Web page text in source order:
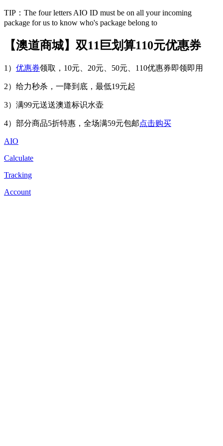
TIP：The four letters AIO ID must be on all your incoming
package for us to know who's package belong to
【澳道商城】双11巨划算110元优惠券
1） 优惠券领取，10元、20元、50元、110优惠券即领即用
2）给力秒杀，一降到底，最低19元起
3）满99元送送澳道标识水壶
4）部分商品5折特惠，全场满59元包邮点击购买
AIO
Calculate
Tracking
Account